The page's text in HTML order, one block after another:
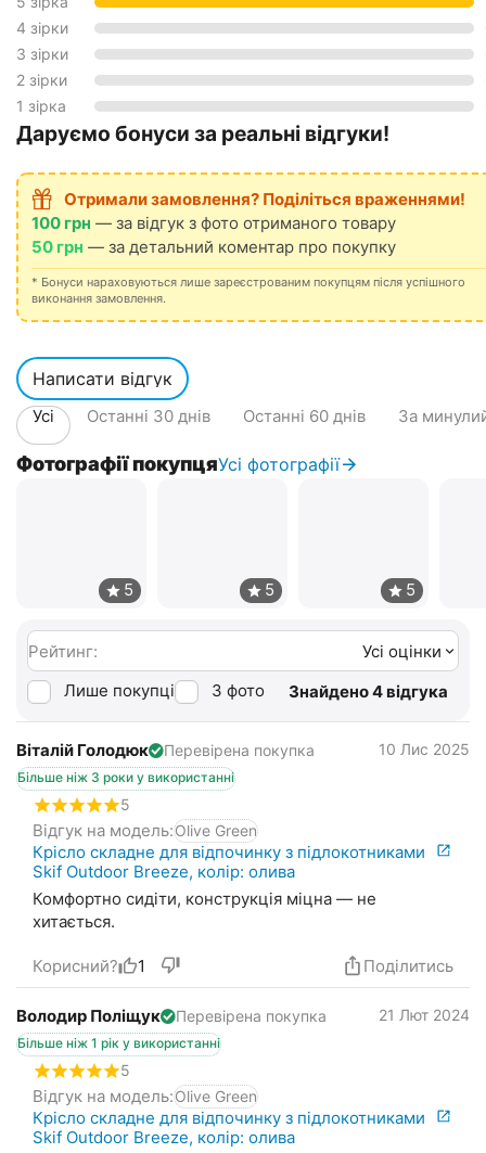
4 зірки
3 зірки
2 зірки
1 зірка
Даруємо бонуси за реальні відгуки!
Отримали замовлення? Поділіться враженнями!
100 грн — за відгук з фото отриманого товару
50 грн — за детальний коментар про покупку
* Бонуси нараховуються лише зареєстрованим покупцям після успішного
виконання замовлення.
Написати відгук
Усі Останні 30 днів Останні 60 днів За
Фотографії покупцяУсі фотографії
Рейтинг:
Усі оцінки
Лише покупці
З фото Знайдено 4 відгука
Віталій Голодюк Перевірена покупка
Більше ніж 3 роки у використанні
10 Лис 2025
5
Відгук на модель:Olive Green
Крісло складне для відпочинку з підлокотниками
Skif Outdoor Breeze, колір: олива
Комфортно сидіти, конструкція міцна — не
хитається.
Корисний? 1 Поділитись
Володир Поліщук Перевірена покупка
Більше ніж 1 рік у використанні
21 Лют 2024
5
Відгук на модель:Olive Green
Крісло складне для відпочинку з підлокотниками
Skif Outdoor Breeze, колір: олива